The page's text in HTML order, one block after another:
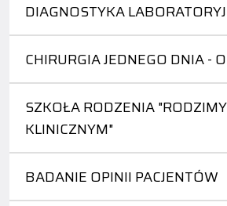
DIAGNOSTYKA
CHIRURGIA JEDNEGO DNIA -
SZKOŁA RODZENIA
KLINICZNYM"
BADANIE OPINII PACJENTÓW